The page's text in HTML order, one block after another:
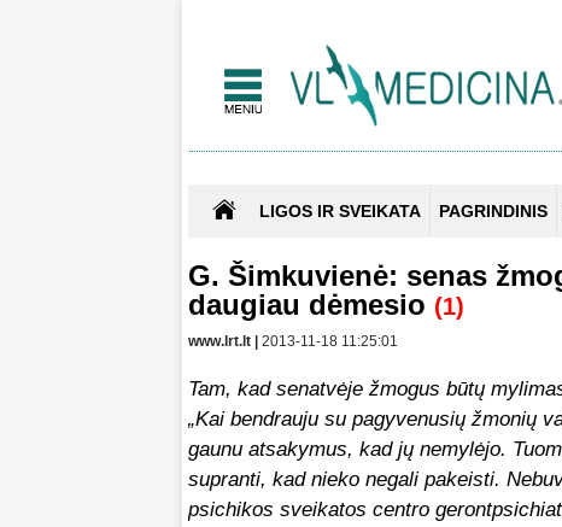
LIGOS IR SVEIKATA PAGRINDINIS
G. Šimkuvienė: senas
daugiau dėmesio (1)
www.lrt.lt | 2013-11-18 11:25:01
Tam, kad senatvėje žmogus būtų
„Kai bendrauju su pagyvenusių žmonių
gaunu atsakymus, kad jų nemylėjo.
supranti, kad nieko negali pakeisti.
psichikos sveikatos centro